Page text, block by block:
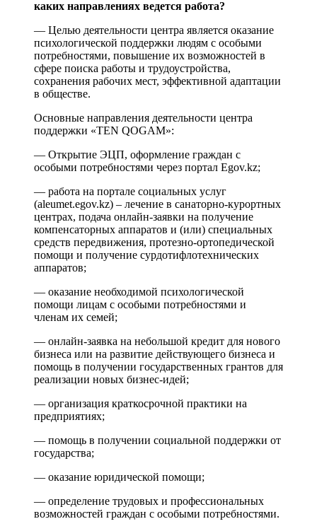
каких направлениях ведется работа?
— Целью деятельности центра является оказание
психологической поддержки людям с особыми
потребностями, повышение их возможностей в
сфере поиска работы и трудоустройства,
сохранения рабочих мест, эффективной адаптации
в обществе.
Основные направления деятельности центра
поддержки «TEN QOGAM»:
— Открытие ЭЦП, оформление граждан с
особыми потребностями через портал Egov.kz;
— работа на портале социальных услуг
(aleumet.egov.kz) – лечение в санаторно-курортных
центрах, подача онлайн-заявки на получение
компенсаторных аппаратов и (или) специальных
средств передвижения, протезно-ортопедической
помощи и получение сурдотифлотехнических
аппаратов;
— оказание необходимой психологической
помощи лицам с особыми потребностями и
членам их семей;
— онлайн-заявка на небольшой кредит для нового
бизнеса или на развитие действующего бизнеса и
помощь в получении государственных грантов для
реализации новых бизнес-идей;
— организация краткосрочной практики на
предприятиях;
— помощь в получении социальной поддержки от
государства;
— оказание юридической помощи;
— определение трудовых и профессиональных
возможностей граждан с особыми потребностями.